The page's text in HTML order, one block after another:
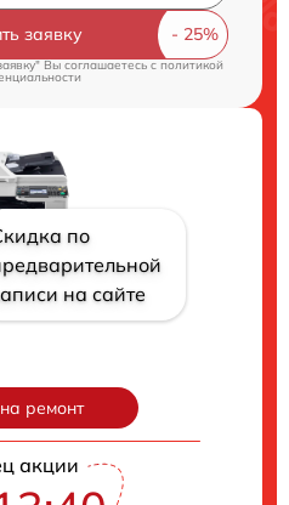
заявку
Вы соглашаетесь cполитикой
по
на сайте
ремонт
акции